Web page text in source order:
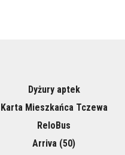
Dyżury aptek
Karta Mieszkańca Tczewa
ReloBus
Arriva (50)